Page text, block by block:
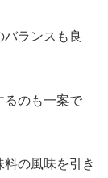
ランスも良
るのも一案で
の風味を引き